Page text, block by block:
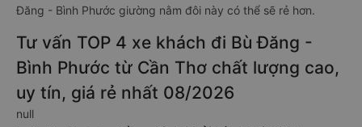
Đăng - Bình Phước giường nằm đôi này có thể sẽ rẻ hơn.
Tư vấn TOP 4 xe khách đi Bù Đăng -
Bình Phước từ Cần Thơ chất lượng cao,
uy tín, giá rẻ nhất 08/2026
null